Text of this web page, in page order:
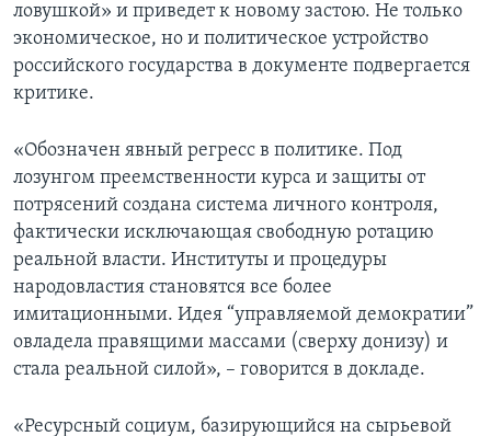
ловушкой» и приведет к новому застою. Не только
экономическое, но и политическое устройство
российского государства в документе подвергается
критике.
«Обозначен явный регресс в политике. Под
лозунгом преемственности курса и защиты от
потрясений создана система личного контроля,
фактически исключающая свободную ротацию
реальной власти. Институты и процедуры
народовластия становятся все более
имитационными. Идея “управляемой демократии”
овладела правящими массами (сверху донизу) и
стала реальной силой», – говорится в докладе.
«Ресурсный социум, базирующийся на сырьевой